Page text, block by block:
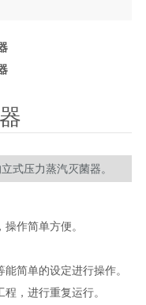
式压力蒸汽灭菌器。
作简单方便。
简单的设定进行操作。
，进行重复运行。